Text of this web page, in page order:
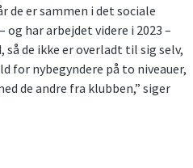
de er sammen i det sociale
har arbejdet videre i 2023 –
de ikke er overladt til sig selv,
nybegyndere på to niveauer,
de andre fra klubben,” siger